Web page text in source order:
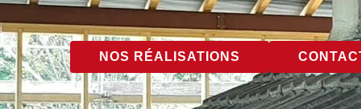
NOS RÉALISATIONS